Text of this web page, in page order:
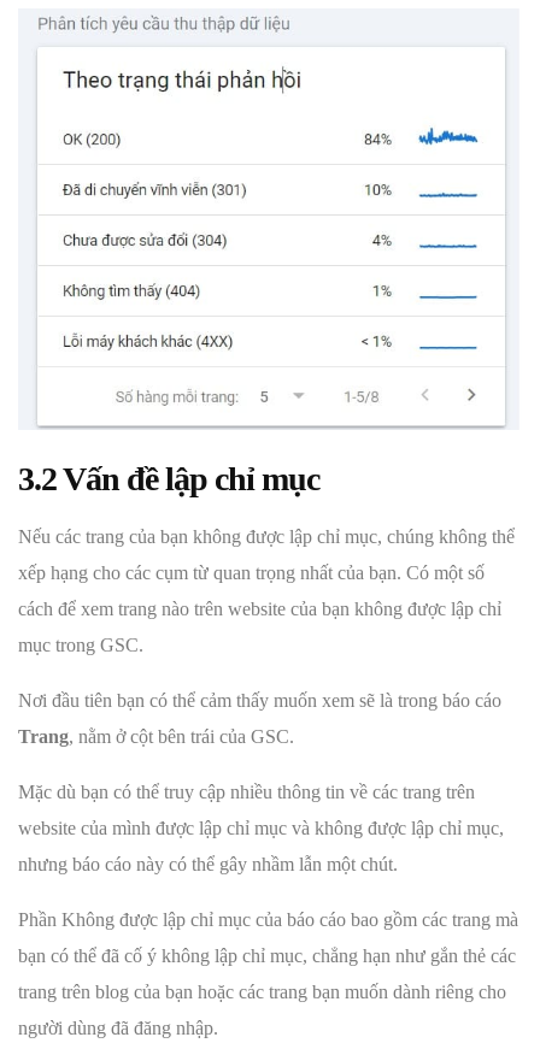
3.2 Vấn đề lập chỉ mục
Nếu các trang của bạn không được lập chỉ mục, chúng không thể
xếp hạng cho các cụm từ quan trọng nhất của bạn. Có một số
cách để xem trang nào trên website của bạn không được lập chỉ
mục trong GSC.
Nơi đầu tiên bạn có thể cảm thấy muốn xem sẽ là trong báo cáo
Trang, nằm ở cột bên trái của GSC.
Mặc dù bạn có thể truy cập nhiều thông tin về các trang trên
website của mình được lập chỉ mục và không được lập chỉ mục,
nhưng báo cáo này có thể gây nhầm lẫn một chút.
Phần Không được lập chỉ mục của báo cáo bao gồm các trang mà
bạn có thể đã cố ý không lập chỉ mục, chẳng hạn như gắn thẻ các
trang trên blog của bạn hoặc các trang bạn muốn dành riêng cho
người dùng đã đăng nhập.